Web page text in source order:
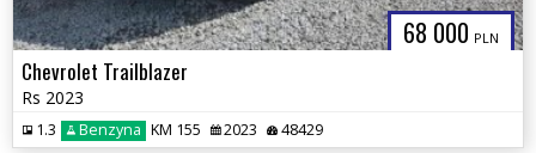
68 000 PLN
Chevrolet Trailblazer
Rs 2023
1.3 Benzyna KM 155 2023 48429